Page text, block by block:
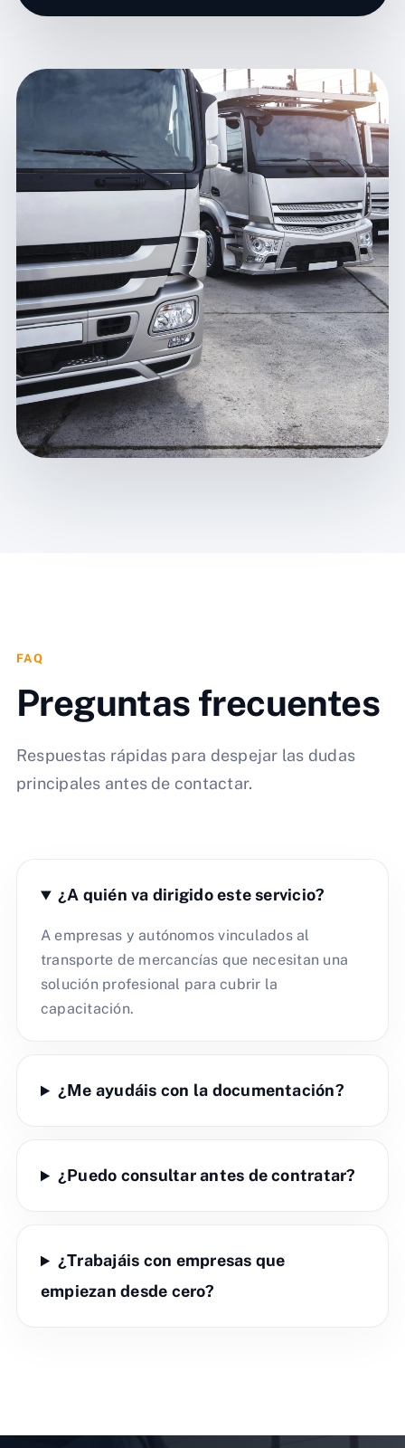
FAQ
Preguntas frecuentes
Respuestas rápidas para despejar las dudas
principales antes de contactar.
¿A quién va dirigido este servicio?
A empresas y autónomos vinculados al
transporte de mercancías que necesitan una
solución profesional para cubrir la
capacitación.
¿Me ayudáis con la documentación?
¿Puedo consultar antes de contratar?
¿Trabajáis con empresas que
empiezan desde cero?